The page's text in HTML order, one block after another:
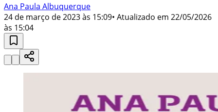
Ana Paula Albuquerque
24 de março de 2023 às 15:09• Atualizado em 22/05/2026
às 15:04